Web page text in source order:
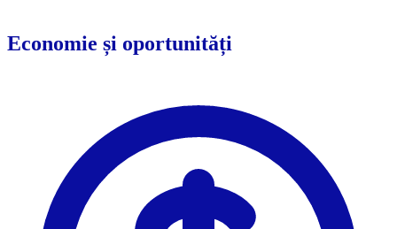
Economie și oportunități